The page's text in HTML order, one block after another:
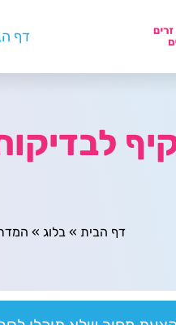
דף
דף הבית » בלוג »